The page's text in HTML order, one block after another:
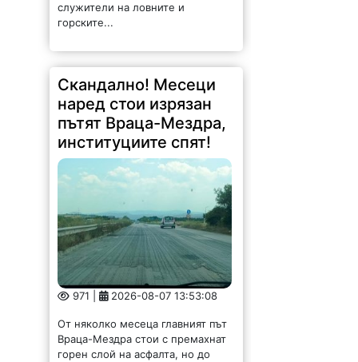
служители на ловните и
горските...
Скандално! Месеци
наред стои изрязан
пътят Враца-Мездра,
институциите спят!
971 | 2026-08-07 13:53:08
От няколко месеца главният път
Враца-Мездра стои с премахнат
горен слой на асфалта, но до